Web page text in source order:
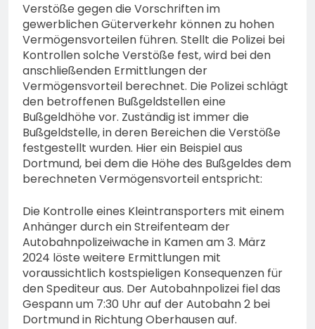
Verstöße gegen die Vorschriften im
gewerblichen Güterverkehr können zu hohen
Vermögensvorteilen führen. Stellt die Polizei bei
Kontrollen solche Verstöße fest, wird bei den
anschließenden Ermittlungen der
Vermögensvorteil berechnet. Die Polizei schlägt
den betroffenen Bußgeldstellen eine
Bußgeldhöhe vor. Zuständig ist immer die
Bußgeldstelle, in deren Bereichen die Verstöße
festgestellt wurden. Hier ein Beispiel aus
Dortmund, bei dem die Höhe des Bußgeldes dem
berechneten Vermögensvorteil entspricht:
Die Kontrolle eines Kleintransporters mit einem
Anhänger durch ein Streifenteam der
Autobahnpolizeiwache in Kamen am 3. März
2024 löste weitere Ermittlungen mit
voraussichtlich kostspieligen Konsequenzen für
den Spediteur aus. Der Autobahnpolizei fiel das
Gespann um 7:30 Uhr auf der Autobahn 2 bei
Dortmund in Richtung Oberhausen auf.